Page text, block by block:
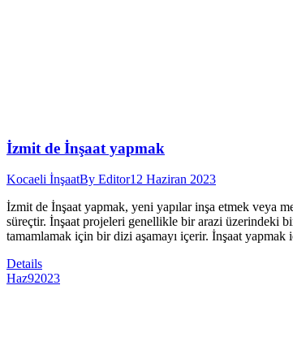
İzmit de İnşaat yapmak
Kocaeli İnşaatBy Editor12 Haziran 2023
İzmit de İnşaat yapmak, yeni yapılar inşa etmek veya
süreçtir. İnşaat projeleri genellikle bir arazi üzerindeki
tamamlamak için bir dizi aşamayı içerir. İnşaat
Details
Haz92023